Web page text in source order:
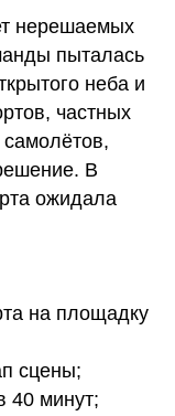
нерешаемых
пыталась
неба и
частных
В
ожидала
на площадку
сцены;
40 минут;